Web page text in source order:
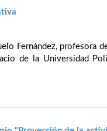
Fernández, profesora
de la Universidad